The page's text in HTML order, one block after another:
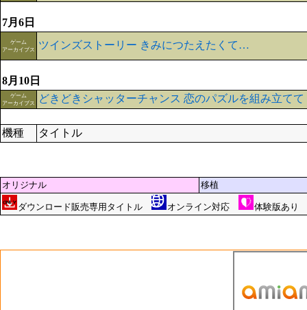
7月6日
ゲーム
アーカイブス
ツインズストーリー きみにつたえたくて…
8月10日
ゲーム
アーカイブス
どきどきシャッターチャンス 恋のパズルを組み立てて
機種 タイトル
オリジナル 移植
ダウンロード販売専用タイトル オンライン対応 体験版あり